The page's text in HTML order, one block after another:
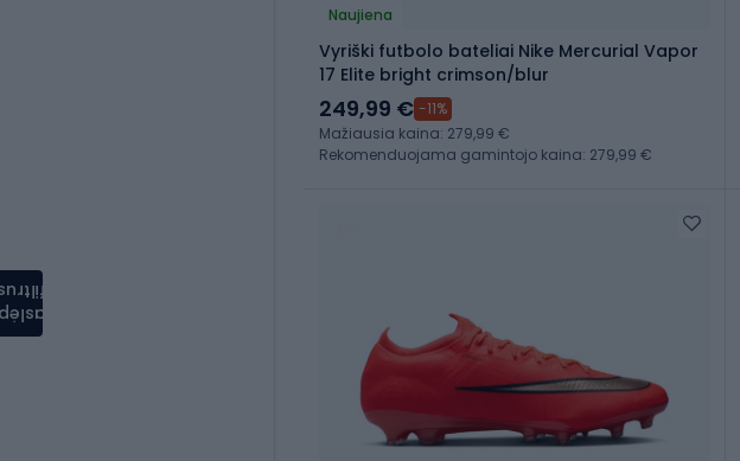
Naujiena
Vyriški futbolo bateliai Nike Mercurial Vapor
17 Elite bright crimson/blur
249,99 € -11%
Mažiausia kaina: 279,99 €
Rekomenduojama gamintojo kaina: 279,99 €